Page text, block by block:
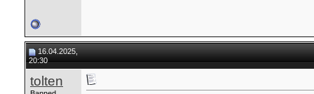
16.04.2025,
20:30
tolten